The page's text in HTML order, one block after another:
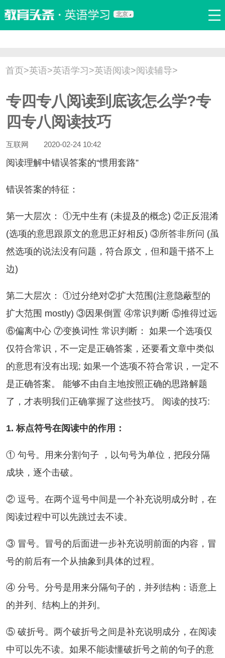
北京
双语新闻 口译翻译 职场英语 娱乐英语 少儿英语
流行语 新概念
首页>英语>英语学习 >英语阅读>阅读辅导>
专四专八阅读到底该怎么学?专
四专八阅读技巧
互联网 2020-02-24 10:42
理解中错误答案的“惯用套路”
答案的特征：
大层次： ①无中生有 (未提及的概念) ②正反混淆
(选项的意思跟原文的意思正好相反) ③所答非所问 (虽
然选项的说法没有问题，符合原文，但和题干搭不上
边)
大层次： ①过分绝对②扩大范围(注意隐蔽型的
扩大范围 mostly) ③因果倒置 ④常识判断 ⑤推得过远
⑥偏离中心 ⑦变换词性 常识判断： 如果一个选项仅
仅符合常识，不一定是正确答案，还要看文章中类似
的意思有没有出现; 如果一个选项不符合常识，一定不
是正确答案。 能够不由自主地按照正确的思路解题
了，才表明我们正确掌握了这些技巧。 阅读的技巧:
1. 标点符号在阅读中的作用：
号。用来分割句子 ，以句号为单位，把段分隔
成块，逐个击破。
号。在两个逗号中间是一个补充说明成分时，在
阅读过程中可以先跳过去不读。
号。冒号的后面进一步补充说明前面的内容，冒
号的前后有一个从抽象到具体的过程。
号。分号是用来分隔句子的，并列结构：语意上
的并列、结构上的并列。
折号。两个破折号之间是补充说明成分，在阅读
中可以先不读。如果不能读懂破折号之前的句子的意